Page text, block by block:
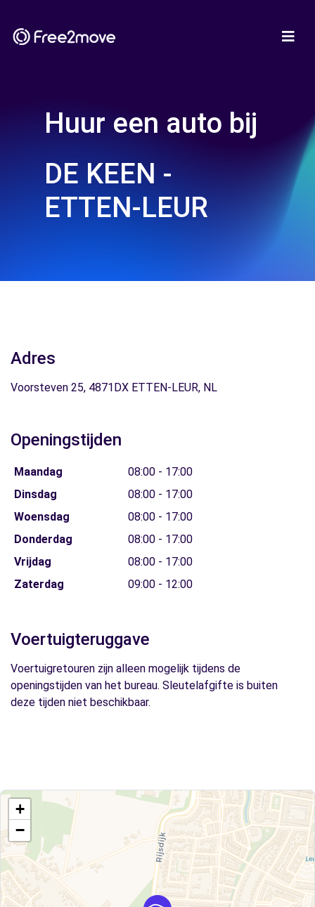
Huur een auto bij
DE KEEN -
ETTEN-LEUR
Adres
Voorsteven 25, 4871DX ETTEN-LEUR, NL
Openingstijden
Maandag
08:00 - 17:00
Dinsdag
08:00 - 17:00
Woensdag
08:00 - 17:00
Donderdag
08:00 - 17:00
Vrijdag
08:00 - 17:00
Zaterdag
09:00 - 12:00
Voertuigteruggave
Voertuigretouren zijn alleen mogelijk tijdens de
openingstijden van het bureau. Sleutelafgifte is buiten
deze tijden niet beschikbaar.
+
−